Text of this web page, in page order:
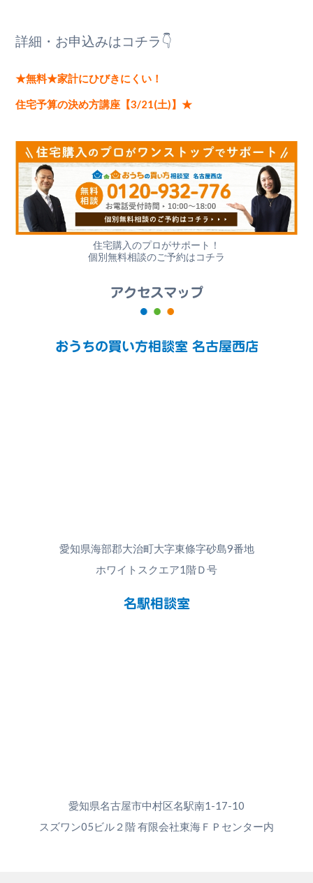
詳細・お申込みはコチラ👇
★無料★家計にひびきにくい！
住宅予算の決め方講座【3/21(土)】★
住宅購入のプロがサポート！
個別無料相談のご予約はコチラ
アクセスマップ
おうちの買い方相談室 名古屋西店
愛知県海部郡大治町大字東條字砂島9番地
ホワイトスクエア1階Ｄ号
名駅相談室
愛知県名古屋市中村区名駅南1-17-10
スズワン05ビル２階 有限会社東海ＦＰセンター内